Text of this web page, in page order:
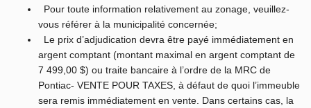
Pour toute information relativement au zonage, veuillez-
vous référer à la municipalité concernée;
Le prix d’adjudication devra être payé immédiatement en
argent comptant (montant maximal en argent comptant de
7 499,00 $) ou traite bancaire à l’ordre de la MRC de
Pontiac- VENTE POUR TAXES, à défaut de quoi l’immeuble
sera remis immédiatement en vente. Dans certains cas, la